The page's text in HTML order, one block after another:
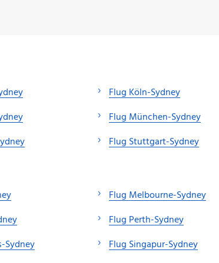
Flug Köln-Sydney
Flug München-Sydney
Flug Stuttgart-Sydney
Sydney
Flug Melbourne-Sydney
Flug Perth-Sydney
Flug Singapur-Sydney